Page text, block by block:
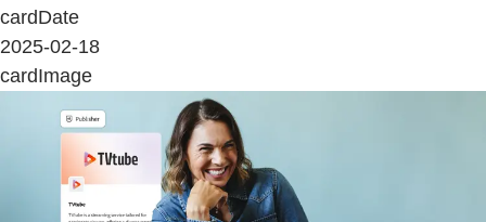
cardDate
2025-02-18
cardImage